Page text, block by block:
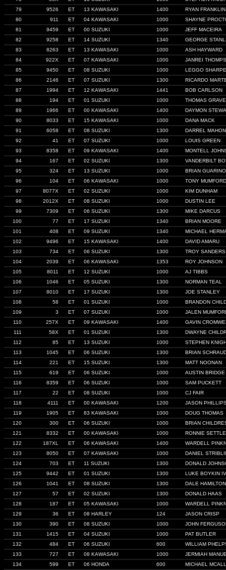
79
9526 ET 13 KAWASAKI 1400
RYAN FRANKLIN
80
911 ET 04 KAWASAKI 1000
SHAYNE
81
9459 ET 00 SUZUKI 1000
JEFF MACEIRA
82
9258 ET 14 SUZUKI 1340
GEORGE
83
8263 ET 13 KAWASAKI 1000
ASH HAYWARD
84
922X ET 07 KAWASAKI 1000
JANREI
85
9450 ET 08 SUZUKI 1000
LEGGO SHARPE
86
2146 ET 07 SUZUKI 1300
RICARDO
87
1994 ET 12 KAWASAKI 1441
BOB CARLSON
88
194 ET 01 SUZUKI 1000
THOMAS
89
1966 ET 00 KAWASAKI 1400
DAYMON
90
8033 ET 15 KAWASAKI 1000
DANA MACK
91
6058 ET 08 SUZUKI 1300
DARREL
92
41 ET 07 SUZUKI 1000
LOUIS GREEN
93
8358 ET 09 KAWASAKI 1400
MONTELL
94
167 ET 02 SUZUKI 1300
VANDERBILT
95
324 ET 13 SUZUKI 1000
BRIAN GUARINO
96
104 ET 06 KAWASAKI 1000
TONY MUMFORD
97
8077X ET 02 SUZUKI 1000
KIM DUNHAM
98
2012X ET 08 SUZUKI 1000
DUSTIN LEE
99
7309 ET 06 SUZUKI 1300
MIKE DARCUS
100
77 ET 17 SUZUKI 1340
BRIAN MOORE
101
408 ET 09 SUZUKI 1340
MICHAEL
102
9496 ET 15 KAWASAKI 1400
DAVID AMARU
103
734 ET 06 SUZUKI 1300
TROY SANDERS
104
2039 ET 06 KAWASAKI 1353
ROY JOHNSON
105
8011 ET 12 SUZUKI 1000
AJ TIBBS
106
1046 ET 05 SUZUKI 1300
NORMAN TEAL
107
8010 ET 17 SUZUKI 1300
JOE STANLEY
108
58 ET 01 SUZUKI 1000
BRANDON
109
3 ET 07 SUZUKI 1000
JALEN
110
257X ET 09 KAWASAKI 1400
GAVIN
111
58X ET 01 SUZUKI 1300
DWAYNE
112
85 ET 13 SUZUKI 1000
STEPHEN
113
1045 ET 06 SUZUKI 1300
BRIAN
114
221 ET 15 SUZUKI 1300
MATT NOONAN
115
619 ET 06 SUZUKI 1000
AUSTIN BRIDGE
116
8359 ET 06 SUZUKI 1000
SAM PUCKETT
117
22 ET 08 SUZUKI 1000
CJ FAIR
118
4111 ET 00 KAWASAKI 1200
JASON
119
1905 ET 83 KAWASAKI 1000
DOUG THOMAS
120
300 ET 06 SUZUKI 1000
BRIAN
121
8332 ET 00 KAWASAKI 1000
RONNIE SETTLE
122
187XL ET 06 KAWASAKI 1400
WARDELL
123
8050 ET 07 KAWASAKI 1000
DANIEL
124
703 ET 11 SUZUKI 1300
DONALD
125
9442 ET 01 SUZUKI 1300
LUKE BOYKIN IV
126
1041 ET 08 SUZUKI 1300
DALE HAMILTON
127
57 ET 02 SUZUKI 1300
DONALD HAAS
128
187 ET 05 KAWASAKI 1000
WARDELL
129
36 ET 08 HARLEY 124
JASON CRISP
130
390 ET 08 SUZUKI 1000
JOHN
131
1415 ET 04 SUZUKI 1000
PAT BUTLER
132
484 ET 06 SUZUKI 600
WILLIAM
133
727 ET 08 KAWASAKI 1000
JERMIAH
134
599 ET 06 HONDA 600
MICHAEL